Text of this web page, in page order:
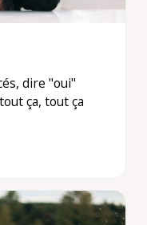
dire "oui"
ça, tout ça